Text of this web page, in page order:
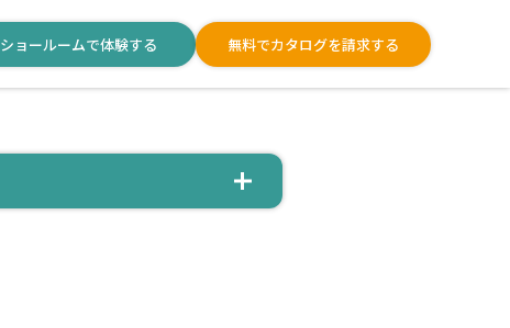
ショールームで体験する 無料でカタログを請求する